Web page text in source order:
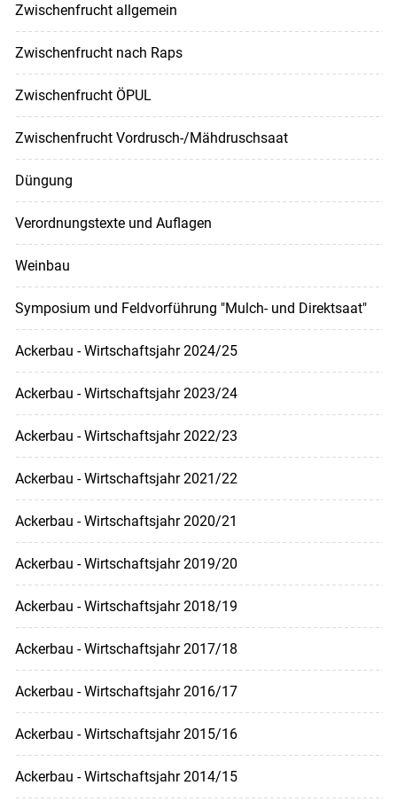
Zwischenfrucht allgemein
Zwischenfrucht nach Raps
Zwischenfrucht ÖPUL
Zwischenfrucht Vordrusch-/Mähdruschsaat
Düngung
Verordnungstexte und Auflagen
Weinbau
Symposium und Feldvorführung "Mulch- und Direktsaat"
Ackerbau - Wirtschaftsjahr 2024/25
Ackerbau - Wirtschaftsjahr 2023/24
Ackerbau - Wirtschaftsjahr 2022/23
Ackerbau - Wirtschaftsjahr 2021/22
Ackerbau - Wirtschaftsjahr 2020/21
Ackerbau - Wirtschaftsjahr 2019/20
Ackerbau - Wirtschaftsjahr 2018/19
Ackerbau - Wirtschaftsjahr 2017/18
Ackerbau - Wirtschaftsjahr 2016/17
Ackerbau - Wirtschaftsjahr 2015/16
Ackerbau - Wirtschaftsjahr 2014/15